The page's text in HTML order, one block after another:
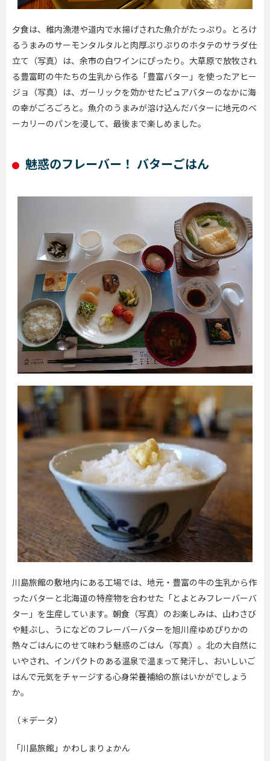
夕食は、稚内漁港や道内で水揚げされた魚介がたっぷり。とろけ
るうまみのサーモンタルタルと肉厚ぷりぷりのホタテのサラダ仕
立て（写真）は、余市の白ワインにぴったり。大草原で放牧され
る豊富町の牛たちの生乳から作る「豊富バター」を使ったアヒー
ジョ（写真）は、ガーリックを効かせたピュアバターのなかに海
の幸がごろごろと。魚介のうまみが溶け込んだバターに地元のベ
ーカリーのパンを浸して、最後まで楽しめました。
魅惑のフレーバー！ バターごはん
川島旅館の敷地内にある工場では、地元・豊富の牛の生乳から作
ったバターと北海道の特産物を合わせた「とよとみフレーバーバ
ター」を生産しています。朝食（写真）のお楽しみは、山わさび
や鮭ぶし、うになどのフレーバーバターを旭川産ゆめぴりかの
熱々ごはんにのせて味わう魅惑のごはん（写真）。北の大自然に
いやされ、インパクトのある温泉で温まって発汗し、おいしいご
はんで元気をチャージする心身栄養補給の旅はいかがでしょう
か。
（＊データ）
「川島旅館」かわしまりょかん